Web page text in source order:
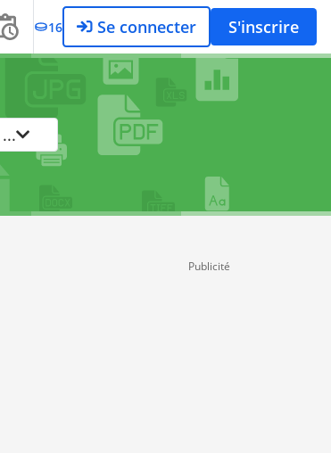
16 Se connecter S'inscrire
...
Publicité